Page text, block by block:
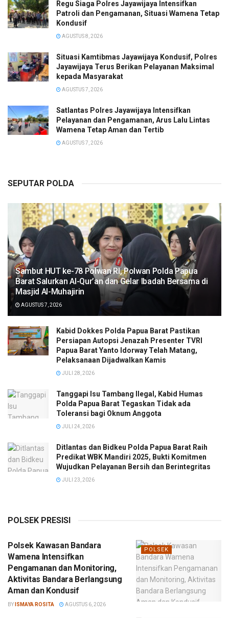
Regu Siaga Polres Jayawijaya Intensifkan
Patroli dan Pengamanan, Situasi Wamena Tetap
Kondusif
AGUSTUS 8, 2026
Situasi Kamtibmas Jayawijaya Kondusif, Polres
Jayawijaya Terus Berikan Pelayanan Maksimal
kepada Masyarakat
AGUSTUS 7, 2026
Satlantas Polres Jayawijaya Intensifkan
Pelayanan dan Pengamanan, Arus Lalu Lintas
Wamena Tetap Aman dan Tertib
AGUSTUS 7, 2026
SEPUTAR POLDA
Sambut HUT ke-78 Polwan RI, Polwan Polda Papua
Barat Salurkan Al-Qur’an dan Gelar Ibadah Bersama di
Masjid Al-Muhajirin
AGUSTUS 7, 2026
Kabid Dokkes Polda Papua Barat Pastikan
Persiapan Autopsi Jenazah Presenter TVRI
Papua Barat Yanto Idorway Telah Matang,
Pelaksanaan Dijadwalkan Kamis
JULI 28, 2026
Tanggapi Isu Tambang Ilegal, Kabid Humas
Polda Papua Barat Tegaskan Tidak ada
Toleransi bagi Oknum Anggota
JULI 24, 2026
Ditlantas dan Bidkeu Polda Papua Barat Raih
Predikat WBK Mandiri 2025, Bukti Komitmen
Wujudkan Pelayanan Bersih dan Berintegritas
JULI 23, 2026
POLSEK PRESISI
POLSEK
Polsek Kawasan Bandara
Wamena Intensifkan
Pengamanan dan Monitoring,
Aktivitas Bandara Berlangsung
Aman dan Kondusif
BY ISMAYA ROSITA AGUSTUS 6, 2026